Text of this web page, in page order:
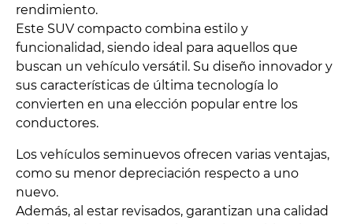
rendimiento.
Este SUV compacto combina estilo y
funcionalidad, siendo ideal para aquellos que
buscan un vehículo versátil. Su diseño innovador y
sus características de última tecnología lo
convierten en una elección popular entre los
conductores.
Los vehículos seminuevos ofrecen varias ventajas,
como su menor depreciación respecto a uno
nuevo.
Además, al estar revisados, garantizan una calidad